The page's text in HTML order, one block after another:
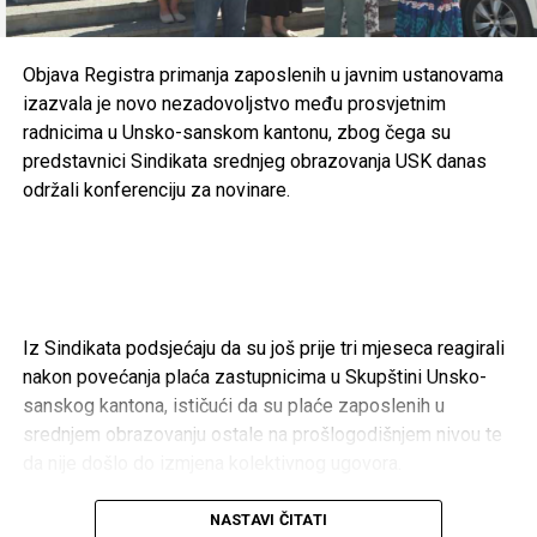
i klubovima
Cazin – 166.200 KM
Gradski sportski savez Cazin –50.000 KM
Konjički klub “Cazin” –40.000 KM
RK “Cepelin-Krajina” –5.000 KM
OŽRK “Krajina” –5.000 KM
Taekwon-do klub “Bosna” –5.000 KM
Objava Registra primanja zaposlenih u javnim ustanovama
izazvala je novo nezadovoljstvo među prosvjetnim
radnicima u Unsko-sanskom kantonu, zbog čega su
predstavnici Sindikata srednjeg obrazovanja USK danas
održali konferenciju za novinare.
Iz Sindikata podsjećaju da su još prije tri mjeseca reagirali
nakon povećanja plaća zastupnicima u Skupštini Unsko-
sanskog kantona, ističući da su plaće zaposlenih u
srednjem obrazovanju ostale na prošlogodišnjem nivou te
Kako navode, objava Registra primanja dodatno je pojačala
NASTAVI ČITATI